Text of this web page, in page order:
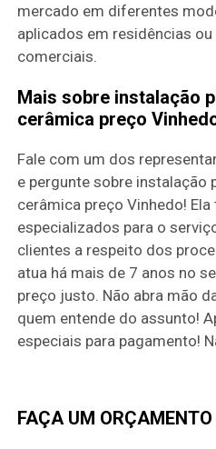
mercado em diferentes
aplicados em residências
comerciais.
Mais sobre instalação
cerâmica preço
Fale com um dos
e pergunte sobre instalação
cerâmica preço Vinhedo!
especializados para o
clientes a respeito dos
atua há mais de 7 anos no
preço justo. Não abra mão
quem entende do assunto!
especiais para pagamento!
FAÇA UM ORÇAMENTO